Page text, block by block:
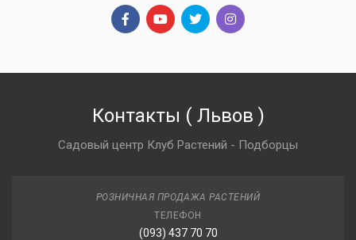
Контакты ( Львов )
Садовый центр Клуб Растений - Подборцы
РОЗНИЧНАЯ ПРОДАЖА РАСТЕНИЙ
ТЕЛЕФОН
(093) 437 70 70